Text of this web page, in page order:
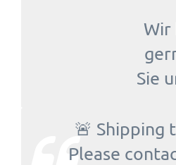
Wir
Sie
🚨 Shipping
Please